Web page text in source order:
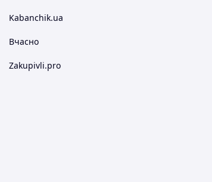
Kabanchik.ua
Вчасно
Zakupivli.pro